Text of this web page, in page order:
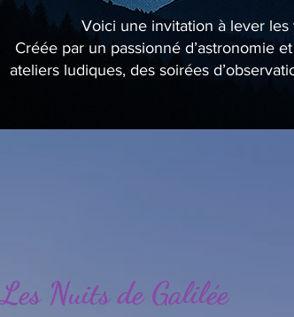
Voici une invitation à lever les
Créée par un passionné d’astronomie
ateliers ludiques, des soirées
Les Nuits de Galilée